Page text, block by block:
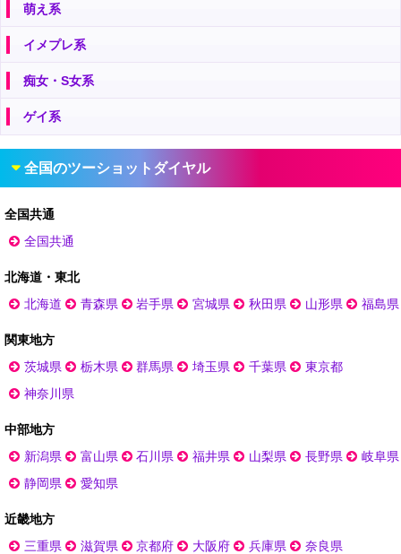
萌え系
イメプレ系
痴女・S女系
ゲイ系
全国のツーショットダイヤル
全国共通
全国共通
北海道・東北
北海道
青森県 岩手県 宮城県 秋田県 山形県 福島県
関東地方
茨城県
栃木県 群馬県 埼玉県 千葉県
東京都
神奈川県
中部地方
新潟県
富山県 石川県 福井県 山梨県 長野県
岐阜県
静岡県
愛知県
近畿地方
三重県
滋賀県 京都府 大阪府 兵庫県
奈良県